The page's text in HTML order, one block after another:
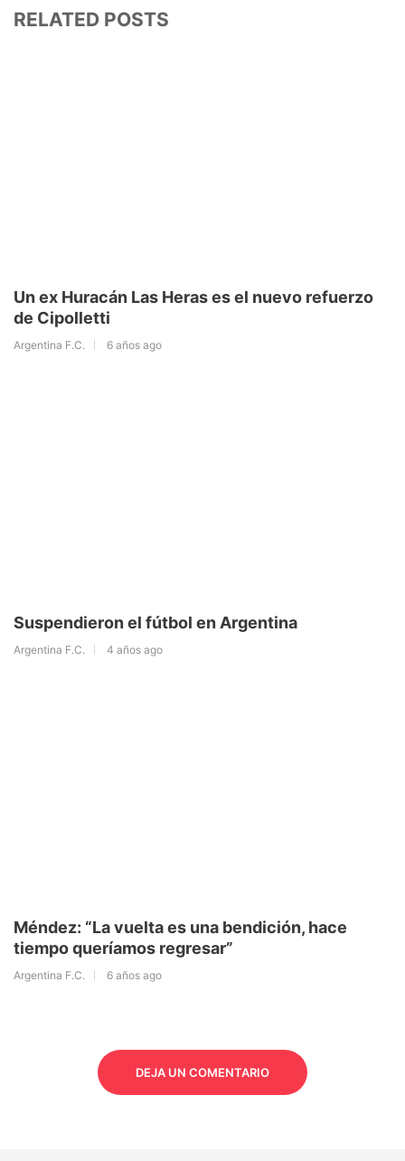
RELATED POSTS
Un ex Huracán Las Heras es el nuevo refuerzo
de Cipolletti
Argentina F.C. 6 años ago
Suspendieron el fútbol en Argentina
Argentina F.C. 4 años ago
Méndez: “La vuelta es una bendición, hace
tiempo queríamos regresar”
Argentina F.C. 6 años ago
DEJA UN COMENTARIO